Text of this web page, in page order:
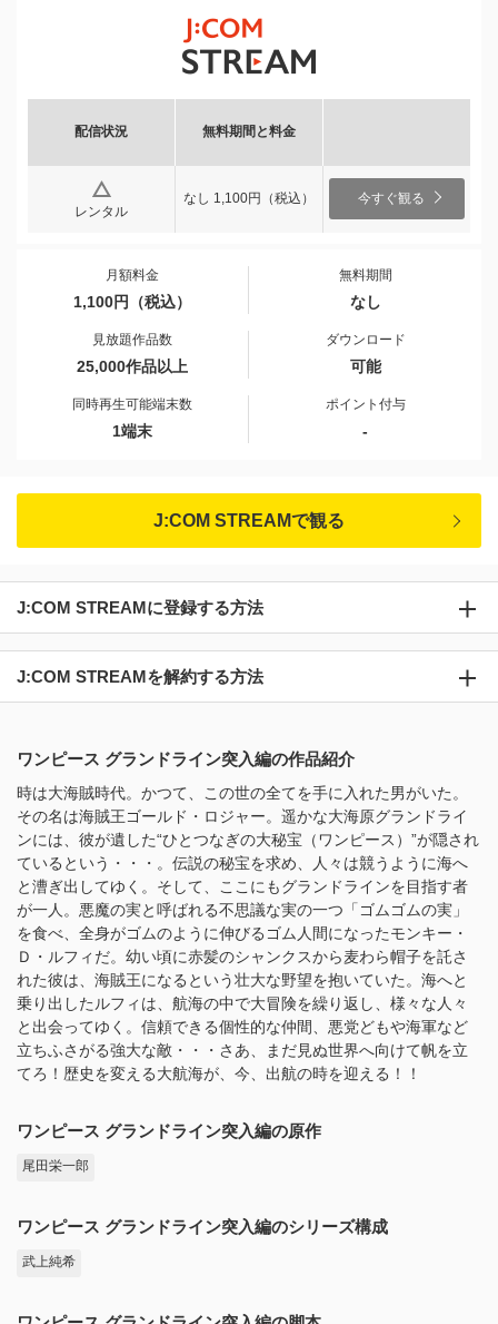
配信状況 無料期間と料金
レンタル
なし 1,100円（税込） 今すぐ観る
月額料金
1,100円（税込）
無料期間
なし
見放題作品数
25,000作品以上
ダウンロード
可能
同時再生可能端末数
1端末
ポイント付与
-
J:COM STREAMで観る
J:COM STREAMに登録する方法
J:COM STREAMを解約する方法
ワンピース グランドライン突入編の作品紹介
時は大海賊時代。かつて、この世の全てを手に入れた男がいた。
その名は海賊王ゴールド・ロジャー。遥かな大海原グランドライ
ンには、彼が遺した“ひとつなぎの大秘宝（ワンピース）”が隠され
ているという・・・。伝説の秘宝を求め、人々は競うように海へ
と漕ぎ出してゆく。そして、ここにもグランドラインを目指す者
が一人。悪魔の実と呼ばれる不思議な実の一つ「ゴムゴムの実」
を食べ、全身がゴムのように伸びるゴム人間になったモンキー・
Ｄ・ルフィだ。幼い頃に赤髪のシャンクスから麦わら帽子を託さ
れた彼は、海賊王になるという壮大な野望を抱いていた。海へと
乗り出したルフィは、航海の中で大冒険を繰り返し、様々な人々
と出会ってゆく。信頼できる個性的な仲間、悪党どもや海軍など
立ちふさがる強大な敵・・・さあ、まだ見ぬ世界へ向けて帆を立
てろ！歴史を変える大航海が、今、出航の時を迎える！！
ワンピース グランドライン突入編の原作
尾田栄一郎
ワンピース グランドライン突入編のシリーズ構成
武上純希